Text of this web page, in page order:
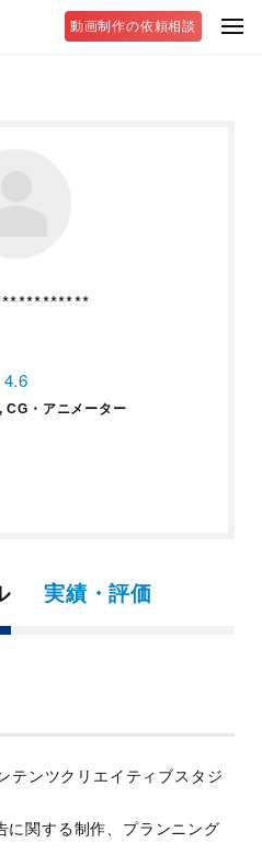
動画制作の依頼相談
4.6
,CG・アニメーター
実績・評価
テンツクリエイティブスタジ
に関する制作、プランニング